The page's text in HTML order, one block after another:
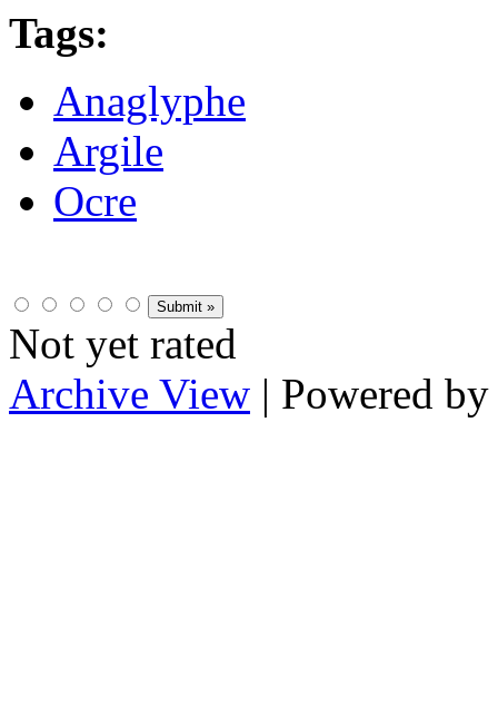
Tags:
Anaglyphe
Argile
Ocre
Not yet rated
Archive View | Powered